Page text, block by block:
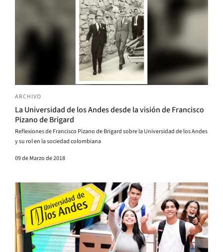
ARCHIVO
La Universidad de los Andes desde la visión de Francisco
Pizano de Brigard
Reflexiones de Francisco Pizano de Brigard sobre la Universidad de los Andes
y su rol en la sociedad colombiana
09 de Marzo de 2018